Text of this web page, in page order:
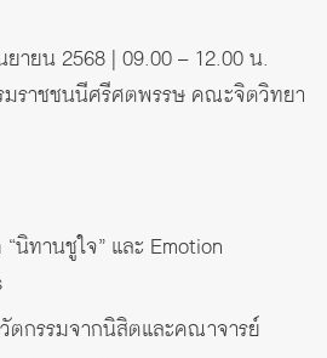
ายน 2568 | 09.00 – 12.00 น.
มราชชนนีศรีศตพรรษ คณะจิตวิทยา
นิทานชูใจ” และ Emotion
ตกรรมจากนิสิตและคณาจารย์